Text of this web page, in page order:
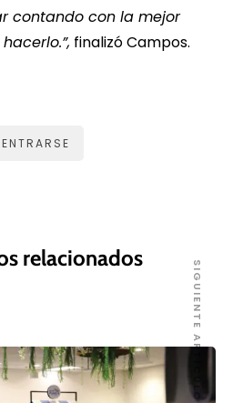
contando con la mejor
finalizó Campos.
relacionados
SIGUIENTE ARTÍCULO